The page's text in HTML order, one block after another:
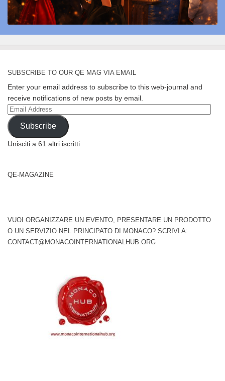
SUBSCRIBE TO OUR QE MAG VIA EMAIL
Enter your email address to subscribe to this web-journal and
receive notifications of new posts by email.
Email
Address
Subscribe
Unisciti a 61 altri iscritti
QE-MAGAZINE
VUOI ORGANIZZARE UN EVENTO, PRESENTARE UN PRODOTTO
O UN SERVIZIO NEL PRINCIPATO DI MONACO? SCRIVI A:
CONTACT@MONACOINTERNATIONALHUB.ORG